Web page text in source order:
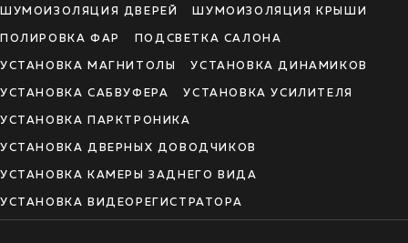
ШУМОИЗОЛЯЦИЯ ДВЕРЕЙ ШУМОИЗОЛЯЦИЯ КРЫШИ
ПОЛИРОВКА ФАР ПОДСВЕТКА САЛОНА
УСТАНОВКА МАГНИТОЛЫ УСТАНОВКА ДИНАМИКОВ
УСТАНОВКА САБВУФЕРА УСТАНОВКА УСИЛИТЕЛЯ
УСТАНОВКА ПАРКТРОНИКА
УСТАНОВКА ДВЕРНЫХ ДОВОДЧИКОВ
УСТАНОВКА КАМЕРЫ ЗАДНЕГО ВИДА
УСТАНОВКА ВИДЕОРЕГИСТРАТОРА